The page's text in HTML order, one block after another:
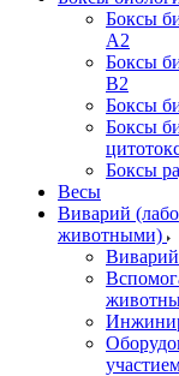
Боксы
A2
Боксы
B2
Боксы
Боксы
Боксы
Весы
Виварий
животными)